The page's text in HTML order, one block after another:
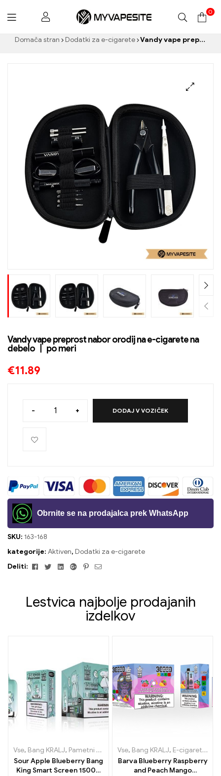
Myvapesite.de
0
Domača stran Dodatki za e-cigarete Vandy vape preprost nabor orodij na e-cigarete na debelo 丨 po meri
Vandy vape preprost nabor orodij na e-cigarete na
debelo 丨 po meri
€11.89
- + DODAJ V VOZIČEK
Obrnite se na prodajalca prek WhatsApp
SKU: 163-168
kategorije: Aktiven, Dodatki za e-cigarete
Deliti:
FacebookTwitterLinkedinGoogle+Pinterest
E-
Lestvica najbolje prodajanih
izdelkov
Vse, Bang KRALJ, Pametni zaslon Bang King 15000 Puff ,E-
Sour Apple Blueberry Bang
King Smart Screen 15000
Vse, Bang KRALJ, E-cigarete za enkratno uporabo Litva
Barva Blueberry Raspberry
and Peach Mango